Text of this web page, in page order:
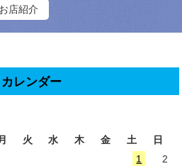
お店紹介
カレンダー
月 火 水 木 金 土
日
1
2